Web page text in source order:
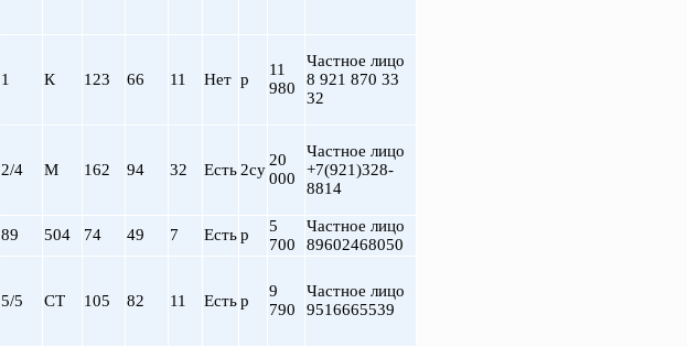
Приморская
Рыбацкое
Спортивная
1 К 123 66 11 Нет р
11
980
Частное лицо
8 921 870 33
32
2/4 М 162 94 32 Есть 2су
20
000
Частное лицо
+7(921)328-
8814
89 504 74 49 7 Естьр
5
700
Частное лицо
89602468050
5/5 СТ 105 82 11 Естьр
9
790
Частное лицо
9516665539